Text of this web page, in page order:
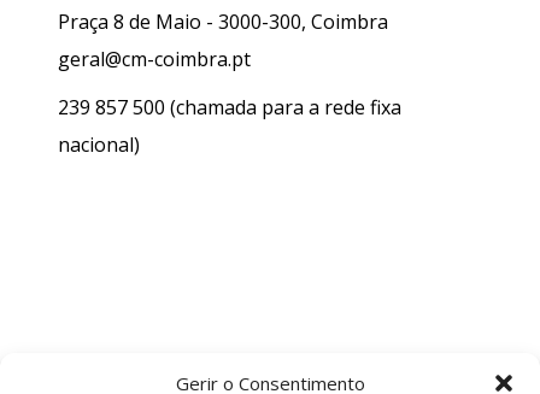
Gerir o Consentimento
Praça 8 de Maio - 3000-300, Coimbra
geral@cm-coimbra.pt
239 857 500 (chamada para a rede fixa
nacional)